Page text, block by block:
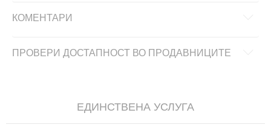
КОМЕНТАРИ
ПРОВЕРИ ДОСТАПНОСТ ВО ПРОДАВНИЦИТЕ
ЕДИНСТВЕНА УСЛУГА